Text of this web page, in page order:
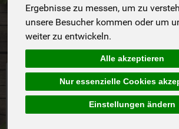
Ergebnisse zu messen, um zu
unsere Besucher kommen oder um
weiter zu entwickeln.
Alle akzeptieren
Nur essenzielle Cookies
Einstellungen ändern
Merkmale